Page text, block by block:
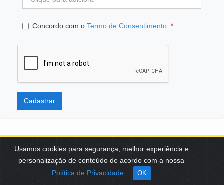
Usamos cookies para segurança, melhor experiência e
personalização de conteúdo de acordo com a nossa
Política de Privacidade.
OK
Concordo com o Termo de Consentimento *
Cadastrar
SCES, TRECHO 02, LOTE 22 CEP: 70200-002 | BRASÍLIA (DF) | +55
61 3108-7000 / FBB@FBB.ORG.BR